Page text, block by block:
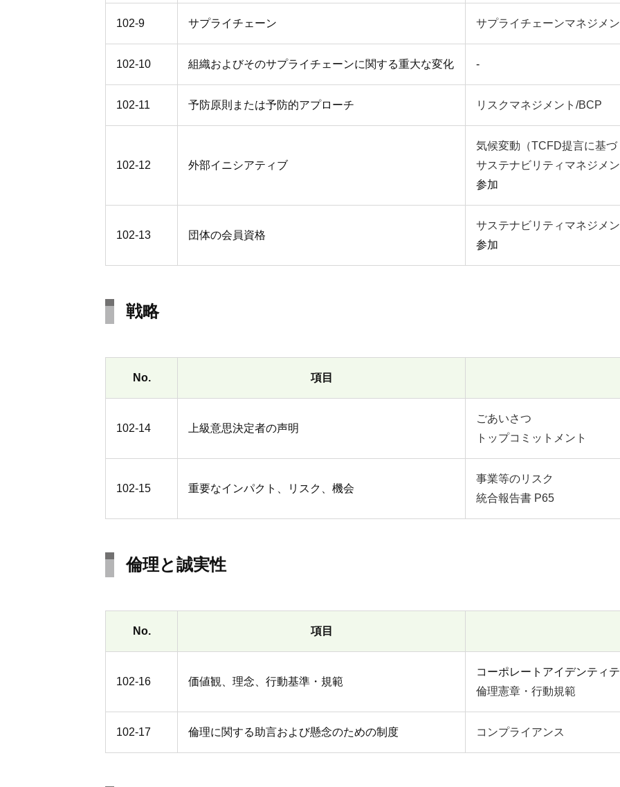
102-9 サプライチェーン サプライチェーンマネジメ
102-10 組織およびそのサプライチェーンに関する重大な変化 -
102-11 予防原則または予防的アプローチ リスクマネジメント/BCP
102-12 外部イニシアティブ
気候変動（TCFD提言に基
サステナビリティマネジメ
参加
102-13 団体の会員資格
サステナビリティマネジメ
参加
戦略
No. 項目
102-14 上級意思決定者の声明
ごあいさつ
トップコミットメント
102-15 重要なインパクト、リスク、機会
事業等のリスク
統合報告書 P65
倫理と誠実性
No. 項目
102-16 価値観、理念、行動基準・規範
コーポレートアイデンティ
倫理憲章・行動規範
102-17 倫理に関する助言および懸念のための制度 コンプライアンス